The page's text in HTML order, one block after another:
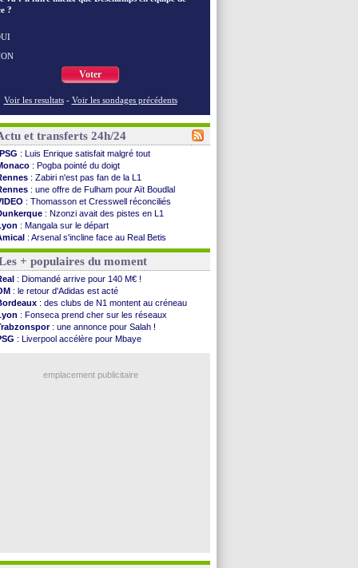
?
Voter
Voir les resultats - Voir les sondages précédents
et transferts 24h/24
PSG : Luis Enrique satisfait malgré tout
: Pogba pointé du doigt
: Zabiri n'est pas fan de la L1
: une offre de Fulham pour Aït Boudlal
: Thomasson et Cresswell réconciliés
: Nzonzi avait des pistes en L1
: Mangala sur le départ
: Arsenal s'incline face au Real Betis
: lourde défaite pour le PSG
City: Maresca flou pour Reijnders
: Fenerbahçe prend une belle option
Diriyah: Mbemba arrive libre (officiel)
: le plan d'Alvarez à son retour
: premier succès pour Brest
: le joli but de Greenwood avec le Fener !
2030: une promesse d'Infantino au Maroc ...
: la compo pour le premier match amical
: l'OM domine Al-Shahaniya
+ populaires du moment
: Diomandé arrive pour 140 M€ !
: le retour d'Adidas est acté
: des clubs de N1 montent au créneau
: Fonseca prend cher sur les réseaux
: une annonce pour Salah !
: Liverpool accélère pour Mbaye
emplacement publicitaire